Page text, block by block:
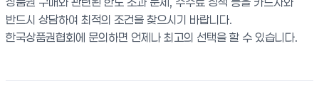
반드시 상담하여 최적의 조건을 찾으시기 바랍니다.
한국상품권협회에 문의하면 언제나 최고의 선택을 할 수 있습니다.